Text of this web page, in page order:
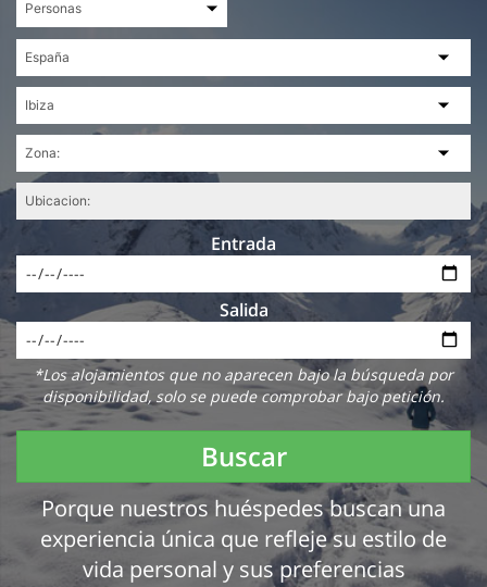
Entrada
Salida
*Los alojamientos que no aparecen bajo la búsqueda por
disponibilidad, solo se puede comprobar bajo petición.
Buscar
Porque nuestros huéspedes buscan una
experiencia única que refleje su estilo de
vida personal y sus preferencias